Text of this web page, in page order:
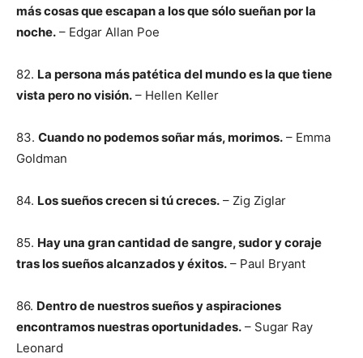
más cosas que escapan a los que sólo sueñan por la
noche. – Edgar Allan Poe
82. La persona más patética del mundo es la que tiene
vista pero no visión. – Hellen Keller
83. Cuando no podemos soñar más, morimos. – Emma
Goldman
84. Los sueños crecen si tú creces. – Zig Ziglar
85. Hay una gran cantidad de sangre, sudor y coraje
tras los sueños alcanzados y éxitos. – Paul Bryant
86. Dentro de nuestros sueños y aspiraciones
encontramos nuestras oportunidades. – Sugar Ray
Leonard